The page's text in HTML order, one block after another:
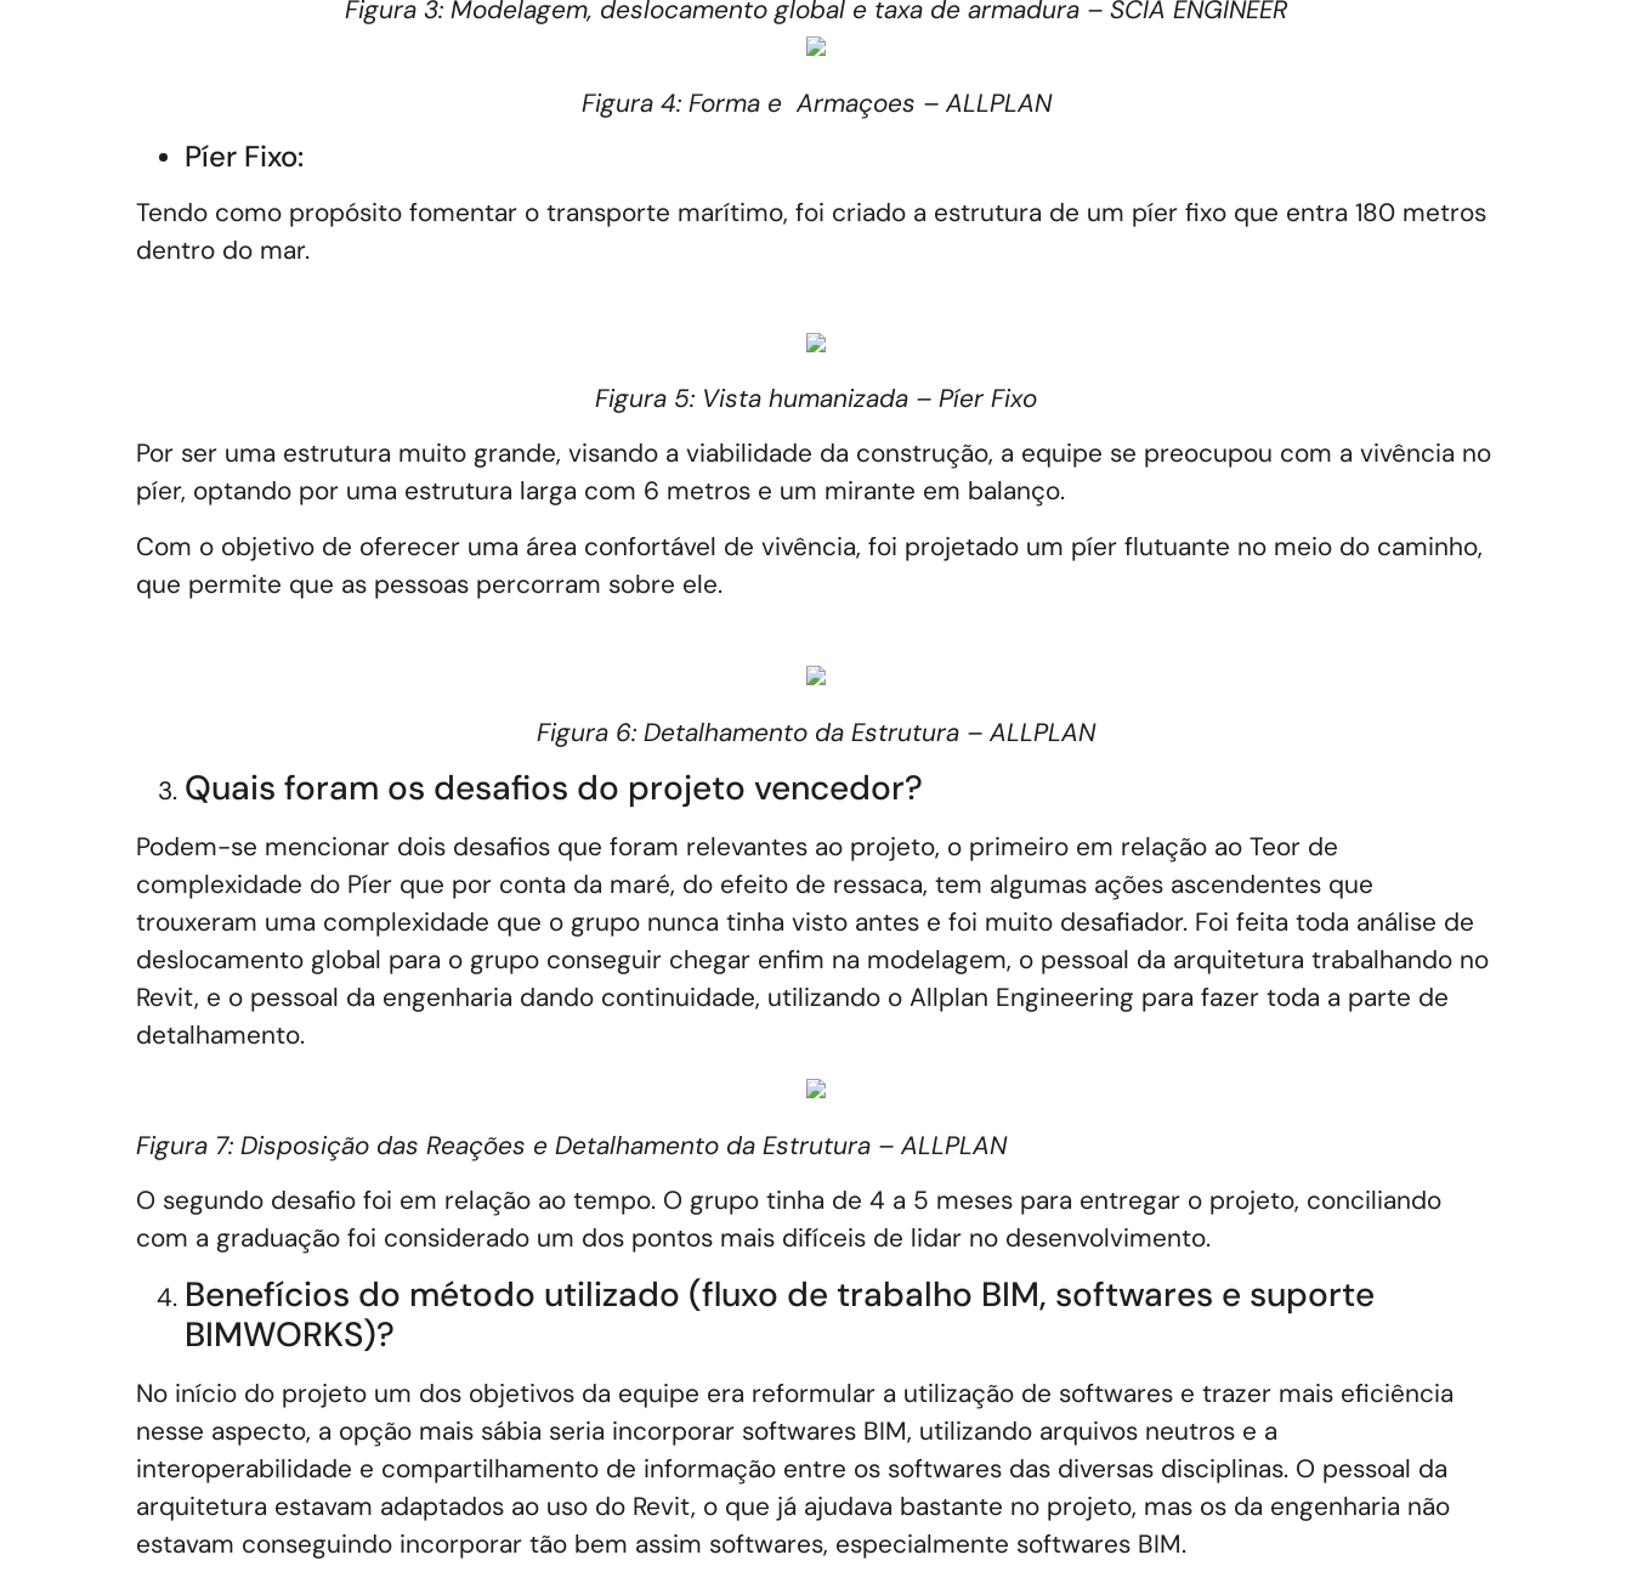
Figura 3: Modelagem, deslocamento global e taxa de armadura – SCIA ENGINEER
Figura 4: Forma e Armaçoes – ALLPLAN
Píer Fixo:
Tendo como propósito fomentar o transporte marítimo, foi criado a estrutura de um píer fixo que entra 180 metros
dentro do mar.
Figura 5: Vista humanizada – Píer Fixo
Por ser uma estrutura muito grande, visando a viabilidade da construção, a equipe se preocupou com a vivência no
píer, optando por uma estrutura larga com 6 metros e um mirante em balanço.
Com o objetivo de oferecer uma área confortável de vivência, foi projetado um píer flutuante no meio do caminho,
que permite que as pessoas percorram sobre ele.
Figura 6: Detalhamento da Estrutura – ALLPLAN
Quais foram os desafios do projeto vencedor?
Podem-se mencionar dois desafios que foram relevantes ao projeto, o primeiro em relação ao Teor de
complexidade do Píer que por conta da maré, do efeito de ressaca, tem algumas ações ascendentes que
trouxeram uma complexidade que o grupo nunca tinha visto antes e foi muito desafiador. Foi feita toda análise de
deslocamento global para o grupo conseguir chegar enfim na modelagem, o pessoal da arquitetura trabalhando no
Revit, e o pessoal da engenharia dando continuidade, utilizando o Allplan Engineering para fazer toda a parte de
detalhamento.
Figura 7: Disposição das Reações e Detalhamento da Estrutura – ALLPLAN
O segundo desafio foi em relação ao tempo. O grupo tinha de 4 a 5 meses para entregar o projeto, conciliando
com a graduação foi considerado um dos pontos mais difíceis de lidar no desenvolvimento.
Benefícios do método utilizado (fluxo de trabalho BIM, softwares e suporte
BIMWORKS)?
No início do projeto um dos objetivos da equipe era reformular a utilização de softwares e trazer mais eficiência
nesse aspecto, a opção mais sábia seria incorporar softwares BIM, utilizando arquivos neutros e a
interoperabilidade e compartilhamento de informação entre os softwares das diversas disciplinas. O pessoal da
arquitetura estavam adaptados ao uso do Revit, o que já ajudava bastante no projeto, mas os da engenharia não
estavam conseguindo incorporar tão bem assim softwares, especialmente softwares BIM.